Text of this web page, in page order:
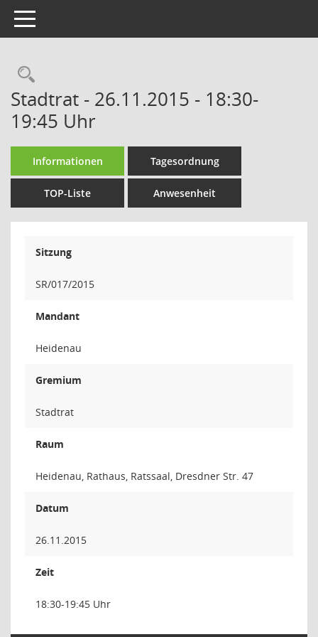
Toggle navigation
Rechercheauswahl
Stadtrat - 26.11.2015 - 18:30-
19:45 Uhr
Informationen Tagesordnung
TOP-Liste Anwesenheit
Sitzung
SR/017/2015
Mandant
Heidenau
Gremium
Stadtrat
Raum
Heidenau, Rathaus, Ratssaal, Dresdner Str. 47
Datum
26.11.2015
Zeit
18:30-19:45 Uhr